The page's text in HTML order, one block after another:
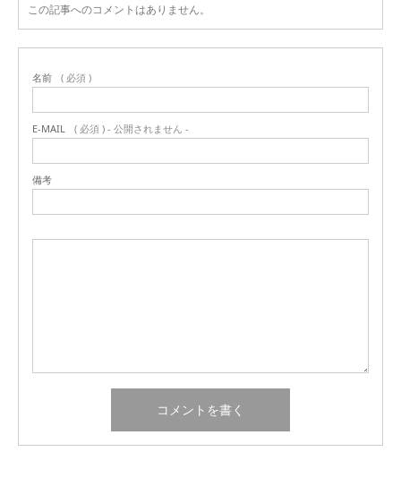
この記事へのコメントはありません。
名前 ( 必須 )
E-MAIL ( 必須 ) - 公開されません -
備考